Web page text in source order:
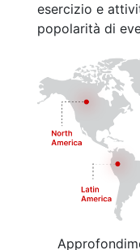
esercizio e
popolarità di